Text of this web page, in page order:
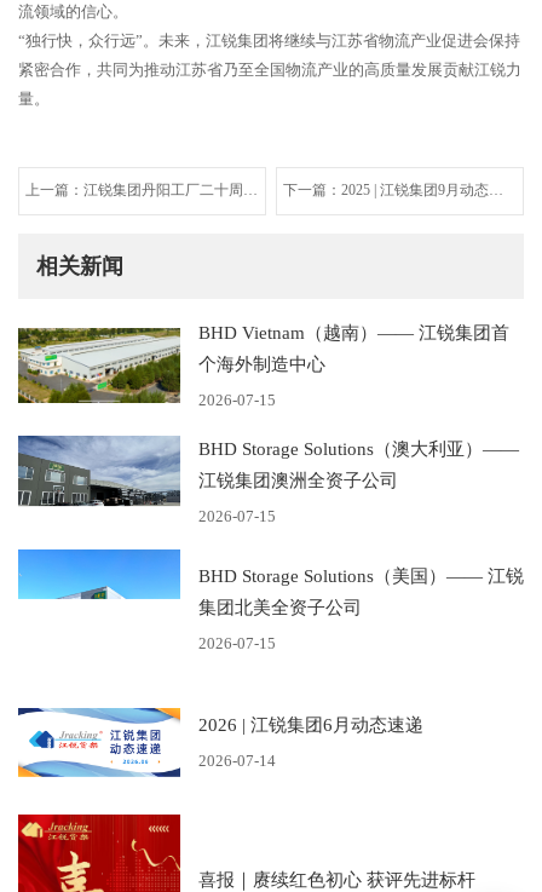
流领域的信心。
“独行快，众行远”。未来，江锐集团将继续与江苏省物流产业促进会保持
紧密合作，共同为推动江苏省乃至全国物流产业的高质量发展贡献江锐力
量。
上一篇：江锐集团丹阳工厂二十周年
庆暨2025年度工厂联谊活动圆满举
下一篇：2025 | 江锐集团9月动态速
递
相关新闻
BHD Vietnam（越南）—— 江锐集团首
个海外制造中心
2026-07-15
BHD Storage Solutions（澳大利亚）——
江锐集团澳洲全资子公司
2026-07-15
BHD Storage Solutions（美国）—— 江锐
集团北美全资子公司
2026-07-15
2026 | 江锐集团6月动态速递
2026-07-14
喜报｜赓续红色初心 获评先进标杆